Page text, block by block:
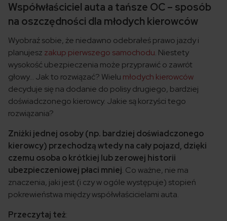
Współwłaściciel auta a tańsze OC – sposób
na oszczędności dla młodych kierowców
Wyobraź sobie, że niedawno odebrałeś prawo jazdy i
planujesz zakup pierwszego samochodu. Niestety
wysokość ubezpieczenia może przyprawić o zawrót
głowy… Jak to rozwiązać? Wielu młodych kierowców
decyduje się na dodanie do polisy drugiego, bardziej
doświadczonego kierowcy. Jakie są korzyści tego
rozwiązania?
Zniżki jednej osoby (np. bardziej doświadczonego
kierowcy) przechodzą wtedy na cały pojazd, dzięki
czemu osoba o krótkiej lub zerowej historii
ubezpieczeniowej płaci mniej. Co ważne, nie ma
znaczenia, jaki jest (i czy w ogóle występuje) stopień
pokrewieństwa między współwłaścicielami auta.
Przeczytaj też: